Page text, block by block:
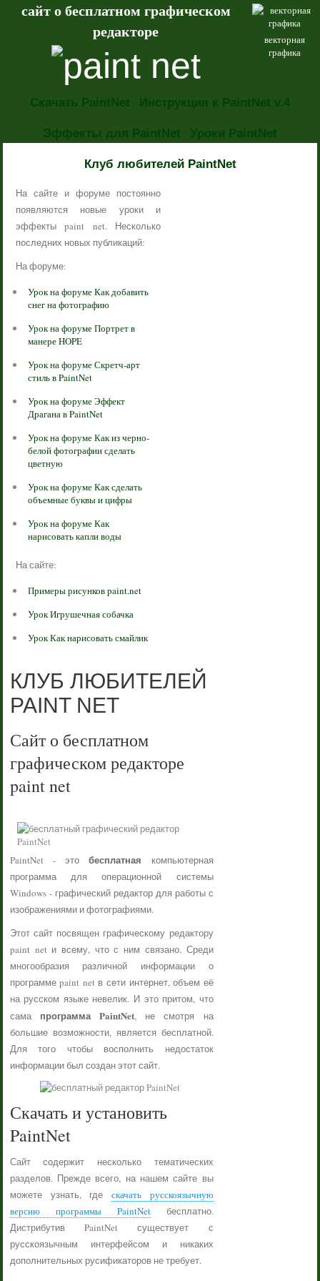
векторная
графика
сайт о бесплатном графическом
редакторе
Скачать PaintNet Инструкция к PaintNet v.4
Эффекты для PaintNet Уроки PaintNet
Клуб любителей PaintNet
На сайте и форуме постоянно
появляются новые уроки и
эффекты paint net. Несколько
последних новых публикаций:
На форуме:
Урок на форуме Как добавить
снег на фотографию
Урок на форуме Портрет в
манере HOPE
Урок на форуме Скретч-арт
стиль в PaintNet
Урок на форуме Эффект
Драгана в PaintNet
Урок на форуме Как из черно-
белой фотографии сделать
цветную
Урок на форуме Как сделать
объемные буквы и цифры
Урок на форуме Как
нарисовать капли воды
На сайте:
Примеры рисунков paint.net
Урок Игрушечная собачка
Урок Как нарисовать смайлик
КЛУБ ЛЮБИТЕЛЕЙ
PAINT NET
Сайт о бесплатном
графическом редакторе
paint net
PaintNet - этобесплатная компьютерная
программа для операционной системы
Windows - графический редактор для работы с
изображениями и фотографиями.
Этот сайт посвящен графическому редактору
paint net и всему, что с ним связано. Среди
многообразия различной информации о
программе paint net в сети интернет, объем её
на русском языке невелик. И это притом, что
сама программа PaintNet, не смотря на
большие возможности, является бесплатной.
Для того чтобы восполнить недостаток
информации был создан этот сайт.
Скачать и установить
PaintNet
Сайт содержит несколько тематических
разделов. Прежде всего, на нашем сайте вы
можете узнать, где скачать русскоязычную
версию программы PaintNetбесплатно.
Дистрибутив PaintNet существует с
русскоязычным интерфейсом и никаких
дополнительных русификаторов не требует.